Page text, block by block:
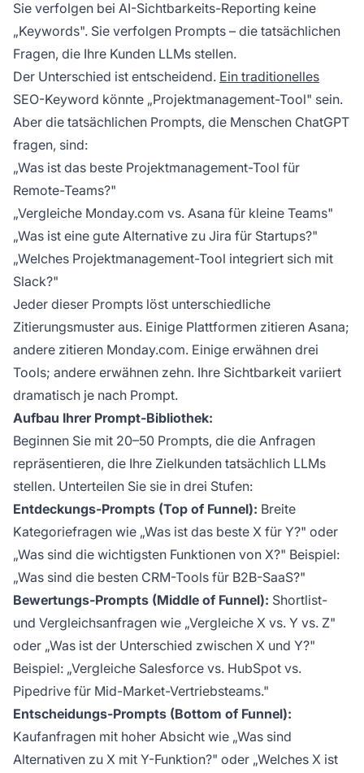
Sie verfolgen bei AI-Sichtbarkeits-Reporting keine
„Keywords". Sie verfolgen Prompts – die tatsächlichen
Fragen, die Ihre Kunden LLMs stellen.
Der Unterschied ist entscheidend. Ein traditionelles
SEO-Keyword könnte „Projektmanagement-Tool" sein.
Aber die tatsächlichen Prompts, die Menschen ChatGPT
fragen, sind:
„Was ist das beste Projektmanagement-Tool für
Remote-Teams?"
„Vergleiche Monday.com vs. Asana für kleine Teams"
„Was ist eine gute Alternative zu Jira für Startups?"
„Welches Projektmanagement-Tool integriert sich mit
Slack?"
Jeder dieser Prompts löst unterschiedliche
Zitierungsmuster aus. Einige Plattformen zitieren Asana;
andere zitieren Monday.com. Einige erwähnen drei
Tools; andere erwähnen zehn. Ihre Sichtbarkeit variiert
dramatisch je nach Prompt.
Aufbau Ihrer Prompt-Bibliothek:
Beginnen Sie mit 20–50 Prompts, die die Anfragen
repräsentieren, die Ihre Zielkunden tatsächlich LLMs
stellen. Unterteilen Sie sie in drei Stufen:
Entdeckungs-Prompts (Top of Funnel): Breite
Kategoriefragen wie „Was ist das beste X für Y?" oder
„Was sind die wichtigsten Funktionen von X?" Beispiel:
„Was sind die besten CRM-Tools für B2B-SaaS?"
Bewertungs-Prompts (Middle of Funnel): Shortlist-
und Vergleichsanfragen wie „Vergleiche X vs. Y vs. Z"
oder „Was ist der Unterschied zwischen X und Y?"
Beispiel: „Vergleiche Salesforce vs. HubSpot vs.
Pipedrive für Mid-Market-Vertriebsteams."
Entscheidungs-Prompts (Bottom of Funnel):
Kaufanfragen mit hoher Absicht wie „Was sind
Alternativen zu X mit Y-Funktion?" oder „Welches X ist